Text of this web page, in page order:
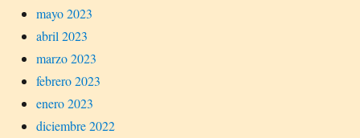
mayo 2023
abril 2023
marzo 2023
febrero 2023
enero 2023
diciembre 2022